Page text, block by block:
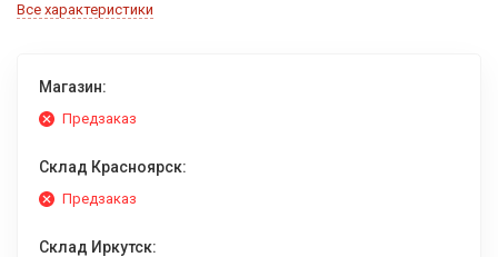
Все характеристики
Магазин:
Предзаказ
Склад Красноярск:
Предзаказ
Склад Иркутск: